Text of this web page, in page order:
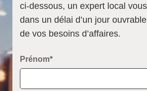
ci-dessous, un expert local
dans un délai d’un jour
de vos besoins d’affaires.
Prénom*